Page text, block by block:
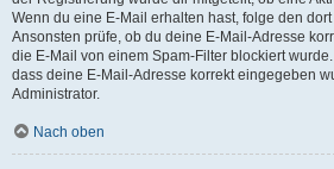
Wenn du eine E-Mail erhalten hast, folge den
Ansonsten prüfe, ob du deine E-Mail-Adresse
die E-Mail von einem Spam-Filter blockiert
dass deine E-Mail-Adresse korrekt eingegeben
Administrator.
Nach oben